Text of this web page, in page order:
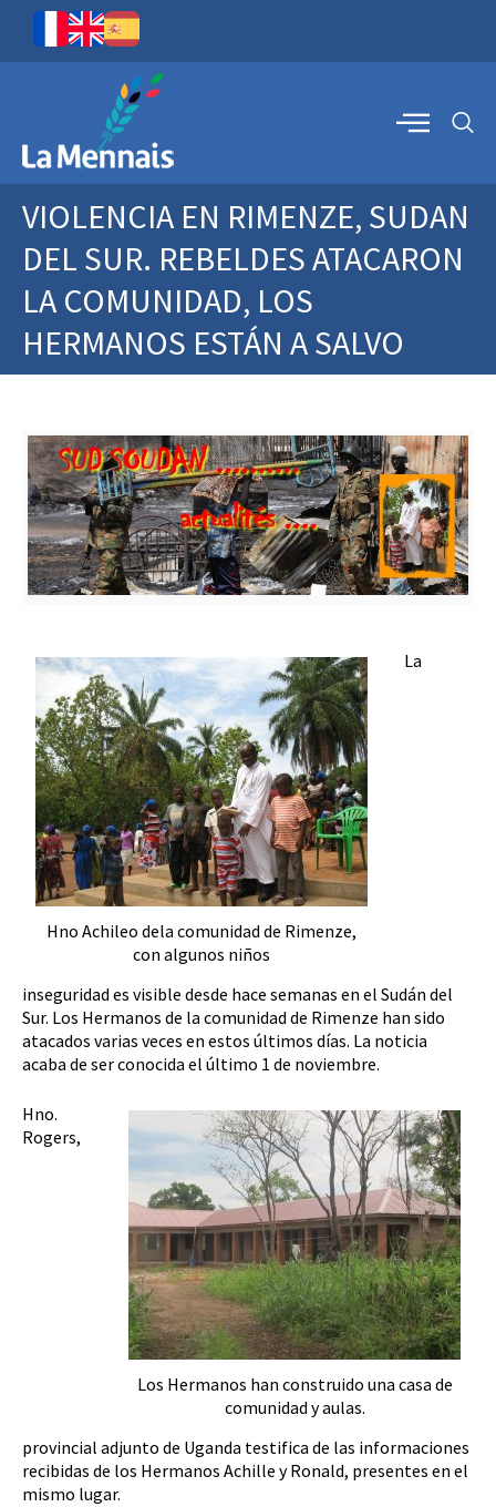
VIOLENCIA EN RIMENZE, SUDAN
DEL SUR. REBELDES ATACARON
LA COMUNIDAD, LOS
HERMANOS ESTÁN A SALVO
Hno Achileo dela comunidad de Rimenze,
con algunos niños
La
inseguridad es visible desde hace semanas en el Sudán del
Sur. Los Hermanos de la comunidad de Rimenze han sido
atacados varias veces en estos últimos días. La noticia
acaba de ser conocida el último 1 de noviembre.
Los Hermanos han construido una casa de
comunidad y aulas.
Hno.
Rogers,
provincial adjunto de Uganda testifica de las informaciones
recibidas de los Hermanos Achille y Ronald, presentes en el
mismo lugar.